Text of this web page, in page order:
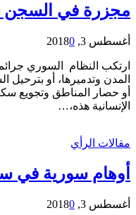
مجزرة في السجن
أغسطس 3, 2018 0
ارتكب النظام السوري
المدن وتدميرها، أو بترحيل
أو حصار المناطق وتجويع
الإنسانية هذه،…
مقالات الرأي
أوهام سورية في
أغسطس 3, 2018 0